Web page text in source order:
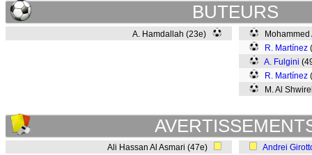
BUTEURS
A. Hamdallah (23e)
R. Martínez
A. Fulgini
R. Martínez
M. Al
Ali Hassan Al Asmari (47e)
Andrei